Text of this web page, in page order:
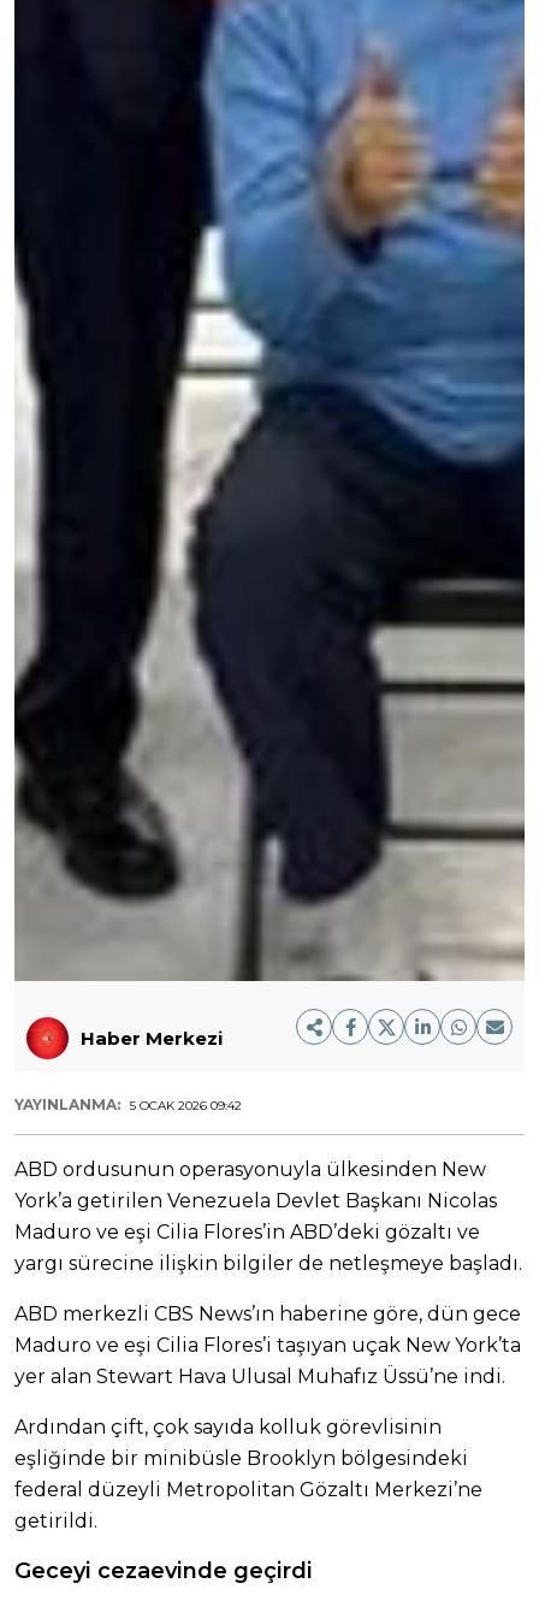
Haber Merkezi
YAYINLANMA: 5 OCAK 2026 09:42
ABD ordusunun operasyonuyla ülkesinden New
York’a getirilen Venezuela Devlet Başkanı Nicolas
Maduro ve eşi Cilia Flores’in ABD’deki gözaltı ve
yargı sürecine ilişkin bilgiler de netleşmeye başladı.
ABD merkezli CBS News’ın haberine göre, dün gece
Maduro ve eşi Cilia Flores’i taşıyan uçak New York’ta
yer alan Stewart Hava Ulusal Muhafız Üssü’ne indi.
Ardından çift, çok sayıda kolluk görevlisinin
eşliğinde bir minibüsle Brooklyn bölgesindeki
federal düzeyli Metropolitan Gözaltı Merkezi’ne
getirildi.
Geceyi cezaevinde geçirdi